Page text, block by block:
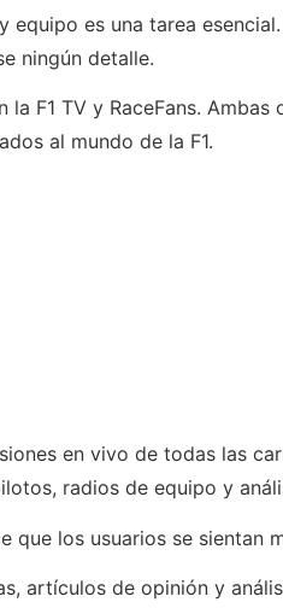
es una tarea
ningún detalle.
F1 TV y RaceFans.
al mundo de la F1.
en vivo de todas las
radios de equipo y
los usuarios se sientan
artículos de opinión y